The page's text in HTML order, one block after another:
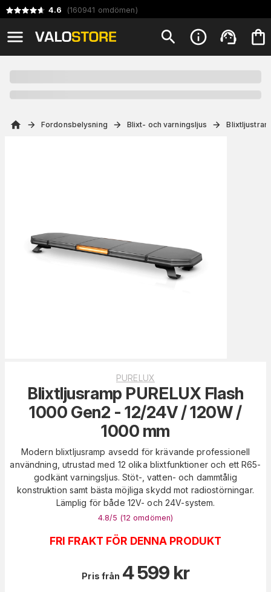
4.6 (160941 omdömen)
Fordonsbelysning Blixt- och varningsljus
PURELUX
Blixtljusramp PURELUX Flash
1000 Gen2 - 12/24V / 120W /
1000 mm
Modern blixtljusramp avsedd för krävande professionell
användning, utrustad med 12 olika blixtfunktioner och ett R65-
godkänt varningsljus. Stöt-, vatten- och dammtålig
konstruktion samt bästa möjliga skydd mot radiostörningar.
Lämplig för både 12V- och 24V-system.
4.8/5 (12 omdömen)
FRI FRAKT FÖR DENNA PRODUKT
Pris från 4 599 kr